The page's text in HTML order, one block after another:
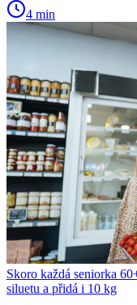
4 min
Skoro každá seniorka
siluetu a přidá i 10 kg